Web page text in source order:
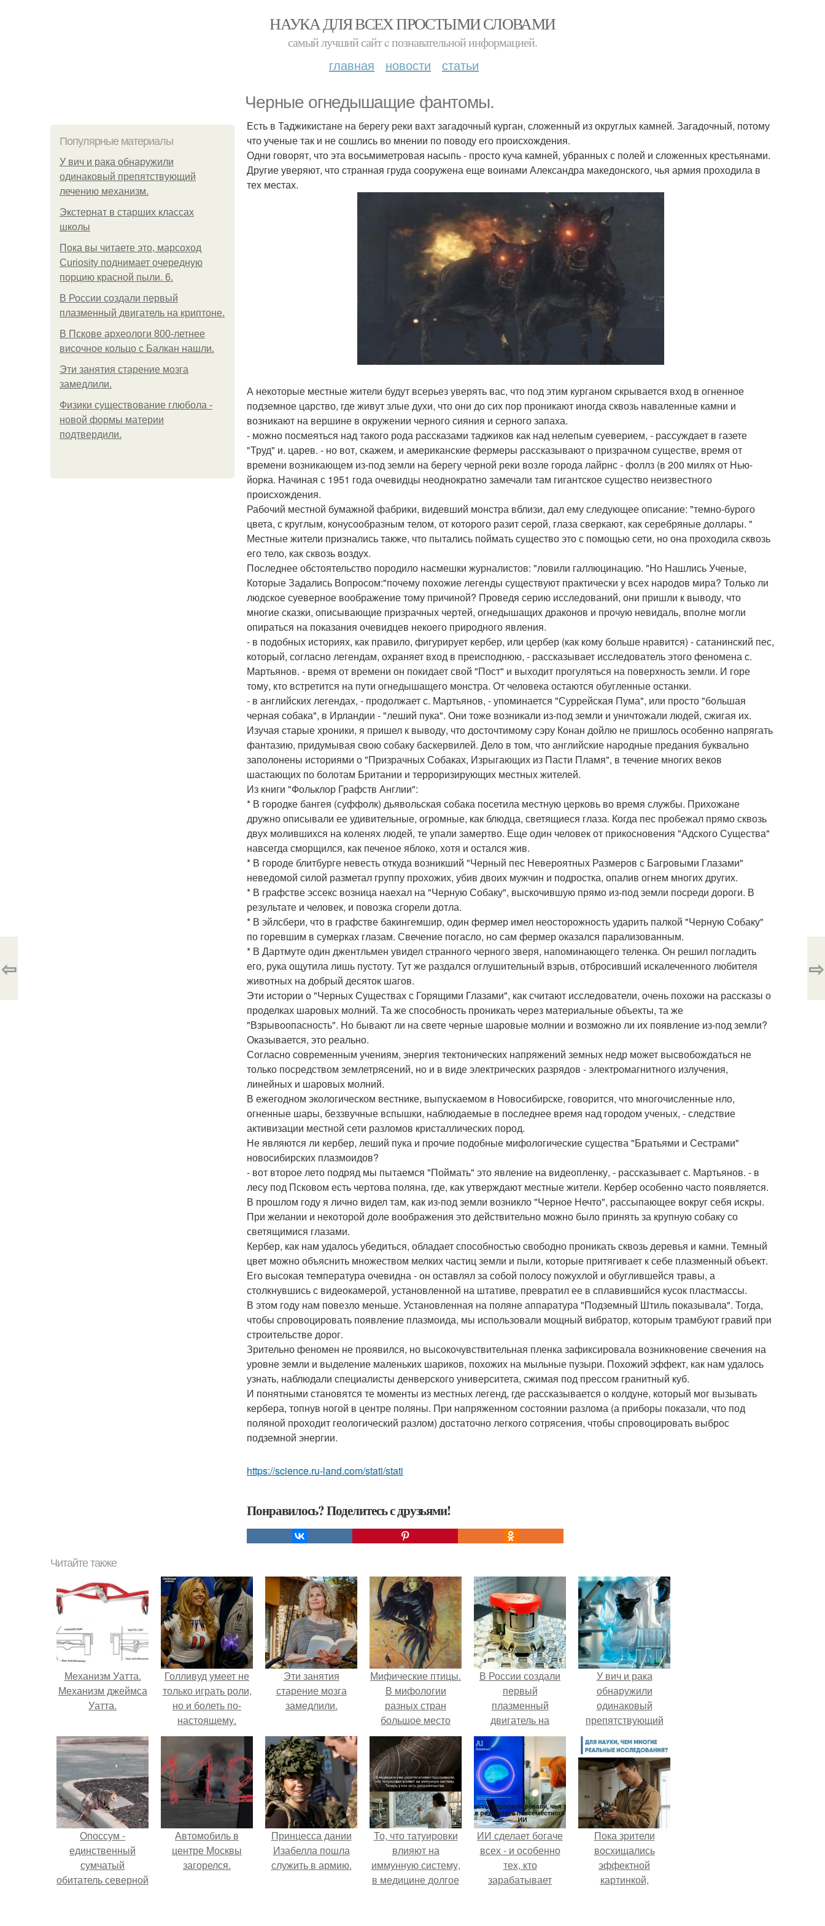
НАУКА ДЛЯ ВСЕХ ПРОСТЫМИ СЛОВАМИ
самый лучший сайт c познавательной информацией.
главная новости статьи
Черные огнедышащие фантомы.
Популярные материалы
У вич и рака обнаружили
одинаковый препятствующий
лечению механизм.
Экстернат в старших классах
школы
Пока вы читаете это, марсоход
Curiosity поднимает очередную
порцию красной пыли. 6.
В России создали первый
плазменный двигатель на криптоне.
В Пскове археологи 800-летнее
височное кольцо с Балкан нашли.
Эти занятия старение мозга
замедлили.
Физики существование глюбола -
новой формы материи
подтвердили.
Есть в Таджикистане на берегу реки вахт загадочный курган, сложенный из округлых камней. Загадочный, потому
что ученые так и не сошлись во мнении по поводу его происхождения.
Одни говорят, что эта восьмиметровая насыпь - просто куча камней, убранных с полей и сложенных крестьянами.
Другие уверяют, что странная груда сооружена еще воинами Александра македонского, чья армия проходила в
тех местах.
А некоторые местные жители будут всерьез уверять вас, что под этим курганом скрывается вход в огненное
подземное царство, где живут злые духи, что они до сих пор проникают иногда сквозь наваленные камни и
возникают на вершине в окружении черного сияния и серного запаха.
- можно посмеяться над такого рода рассказами таджиков как над нелепым суеверием, - рассуждает в газете
"Труд" и. царев. - но вот, скажем, и американские фермеры рассказывают о призрачном существе, время от
времени возникающем из-под земли на берегу черной реки возле города лайрнс - фоллз (в 200 милях от Нью-
йорка. Начиная с 1951 года очевидцы неоднократно замечали там гигантское существо неизвестного
происхождения.
Рабочий местной бумажной фабрики, видевший монстра вблизи, дал ему следующее описание: "темно-бурого
цвета, с круглым, конусообразным телом, от которого разит серой, глаза сверкают, как серебряные доллары. "
Местные жители признались также, что пытались поймать существо это с помощью сети, но она проходила сквозь
его тело, как сквозь воздух.
Последнее обстоятельство породило насмешки журналистов: "ловили галлюцинацию. "Но Нашлись Ученые,
Которые Задались Вопросом:"почему похожие легенды существуют практически у всех народов мира? Только ли
людское суеверное воображение тому причиной? Проведя серию исследований, они пришли к выводу, что
многие сказки, описывающие призрачных чертей, огнедышащих драконов и прочую невидаль, вполне могли
опираться на показания очевидцев некоего природного явления.
- в подобных историях, как правило, фигурирует кербер, или цербер (как кому больше нравится) - сатанинский пес,
который, согласно легендам, охраняет вход в преисподнюю, - рассказывает исследователь этого феномена с.
Мартьянов. - время от времени он покидает свой "Пост" и выходит прогуляться на поверхность земли. И горе
тому, кто встретится на пути огнедышащего монстра. От человека остаются обугленные останки.
- в английских легендах, - продолжает с. Мартьянов, - упоминается "Суррейская Пума", или просто "большая
черная собака", в Ирландии - "леший пука". Они тоже возникали из-под земли и уничтожали людей, сжигая их.
Изучая старые хроники, я пришел к выводу, что досточтимому сэру Конан дойлю не пришлось особенно напрягать
фантазию, придумывая свою собаку баскервилей. Дело в том, что английские народные предания буквально
заполонены историями о "Призрачных Собаках, Изрыгающих из Пасти Пламя", в течение многих веков
шастающих по болотам Британии и терроризирующих местных жителей.
Из книги "Фольклор Графств Англии":
* В городке бангея (суффолк) дьявольская собака посетила местную церковь во время службы. Прихожане
дружно описывали ее удивительные, огромные, как блюдца, светящиеся глаза. Когда пес пробежал прямо сквозь
двух молившихся на коленях людей, те упали замертво. Еще один человек от прикосновения "Адского Существа"
навсегда сморщился, как печеное яблоко, хотя и остался жив.
* В городе блитбурге невесть откуда возникший "Черный пес Невероятных Размеров с Багровыми Глазами"
неведомой силой разметал группу прохожих, убив двоих мужчин и подростка, опалив огнем многих других.
* В графстве эссекс возница наехал на "Черную Собаку", выскочившую прямо из-под земли посреди дороги. В
результате и человек, и повозка сгорели дотла.
* В эйлсбери, что в графстве бакингемшир, один фермер имел неосторожность ударить палкой "Черную Собаку"
по горевшим в сумерках глазам. Свечение погасло, но сам фермер оказался парализованным.
* В Дартмуте один джентльмен увидел странного черного зверя, напоминающего теленка. Он решил погладить
его, рука ощутила лишь пустоту. Тут же раздался оглушительный взрыв, отбросивший искалеченного любителя
животных на добрый десяток шагов.
Эти истории о "Черных Существах с Горящими Глазами", как считают исследователи, очень похожи на рассказы о
проделках шаровых молний. Та же способность проникать через материальные объекты, та же
"Взрывоопасность". Но бывают ли на свете черные шаровые молнии и возможно ли их появление из-под земли?
Оказывается, это реально.
Согласно современным учениям, энергия тектонических напряжений земных недр может высвобождаться не
только посредством землетрясений, но и в виде электрических разрядов - электромагнитного излучения,
линейных и шаровых молний.
В ежегодном экологическом вестнике, выпускаемом в Новосибирске, говорится, что многочисленные нло,
огненные шары, беззвучные вспышки, наблюдаемые в последнее время над городом ученых, - следствие
активизации местной сети разломов кристаллических пород.
Не являются ли кербер, леший пука и прочие подобные мифологические существа "Братьями и Сестрами"
новосибирских плазмоидов?
- вот второе лето подряд мы пытаемся "Поймать" это явление на видеопленку, - рассказывает с. Мартьянов. - в
лесу под Псковом есть чертова поляна, где, как утверждают местные жители. Кербер особенно часто появляется.
В прошлом году я лично видел там, как из-под земли возникло "Черное Нечто", рассыпающее вокруг себя искры.
При желании и некоторой доле воображения это действительно можно было принять за крупную собаку со
светящимися глазами.
Кербер, как нам удалось убедиться, обладает способностью свободно проникать сквозь деревья и камни. Темный
цвет можно объяснить множеством мелких частиц земли и пыли, которые притягивает к себе плазменный объект.
Его высокая температура очевидна - он оставлял за собой полосу пожухлой и обуглившейся травы, а
столкнувшись с видеокамерой, установленной на штативе, превратил ее в сплавившийся кусок пластмассы.
В этом году нам повезло меньше. Установленная на поляне аппаратура "Подземный Штиль показывала". Тогда,
чтобы спровоцировать появление плазмоида, мы использовали мощный вибратор, которым трамбуют гравий при
строительстве дорог.
Зрительно феномен не проявился, но высокочувствительная пленка зафиксировала возникновение свечения на
уровне земли и выделение маленьких шариков, похожих на мыльные пузыри. Похожий эффект, как нам удалось
узнать, наблюдали специалисты денверского университета, сжимая под прессом гранитный куб.
И понятными становятся те моменты из местных легенд, где рассказывается о колдуне, который мог вызывать
кербера, топнув ногой в центре поляны. При напряженном состоянии разлома (а приборы показали, что под
поляной проходит геологический разлом) достаточно легкого сотрясения, чтобы спровоцировать выброс
подземной энергии.
https://science.ru-land.com/stati/stati
Понравилось? Поделитесь с друзьями!
⇦ ⇨
Читайте также
Механизм Уатта.
Механизм джеймса
Уатта.
Голливуд умеет не
только играть роли,
но и болеть по-
настоящему.
Эти занятия
старение мозга
замедлили.
Мифические птицы.
В мифологии
разных стран
большое место
занимают образы
птиц.
В России создали
первый
плазменный
двигатель на
криптоне.
У вич и рака
обнаружили
одинаковый
препятствующий
лечению механизм.
Опоссум -
единственный
сумчатый
обитатель северной
Автомобиль в
центре Москвы
загорелся.
Принцесса дании
Изабелла пошла
служить в армию.
То, что татуировки
влияют на
иммунную систему,
в медицине долгое
ИИ сделает богаче
всех - и особенно
тех, кто
зарабатывает
Пока зрители
восхищались
эффектной
картинкой,